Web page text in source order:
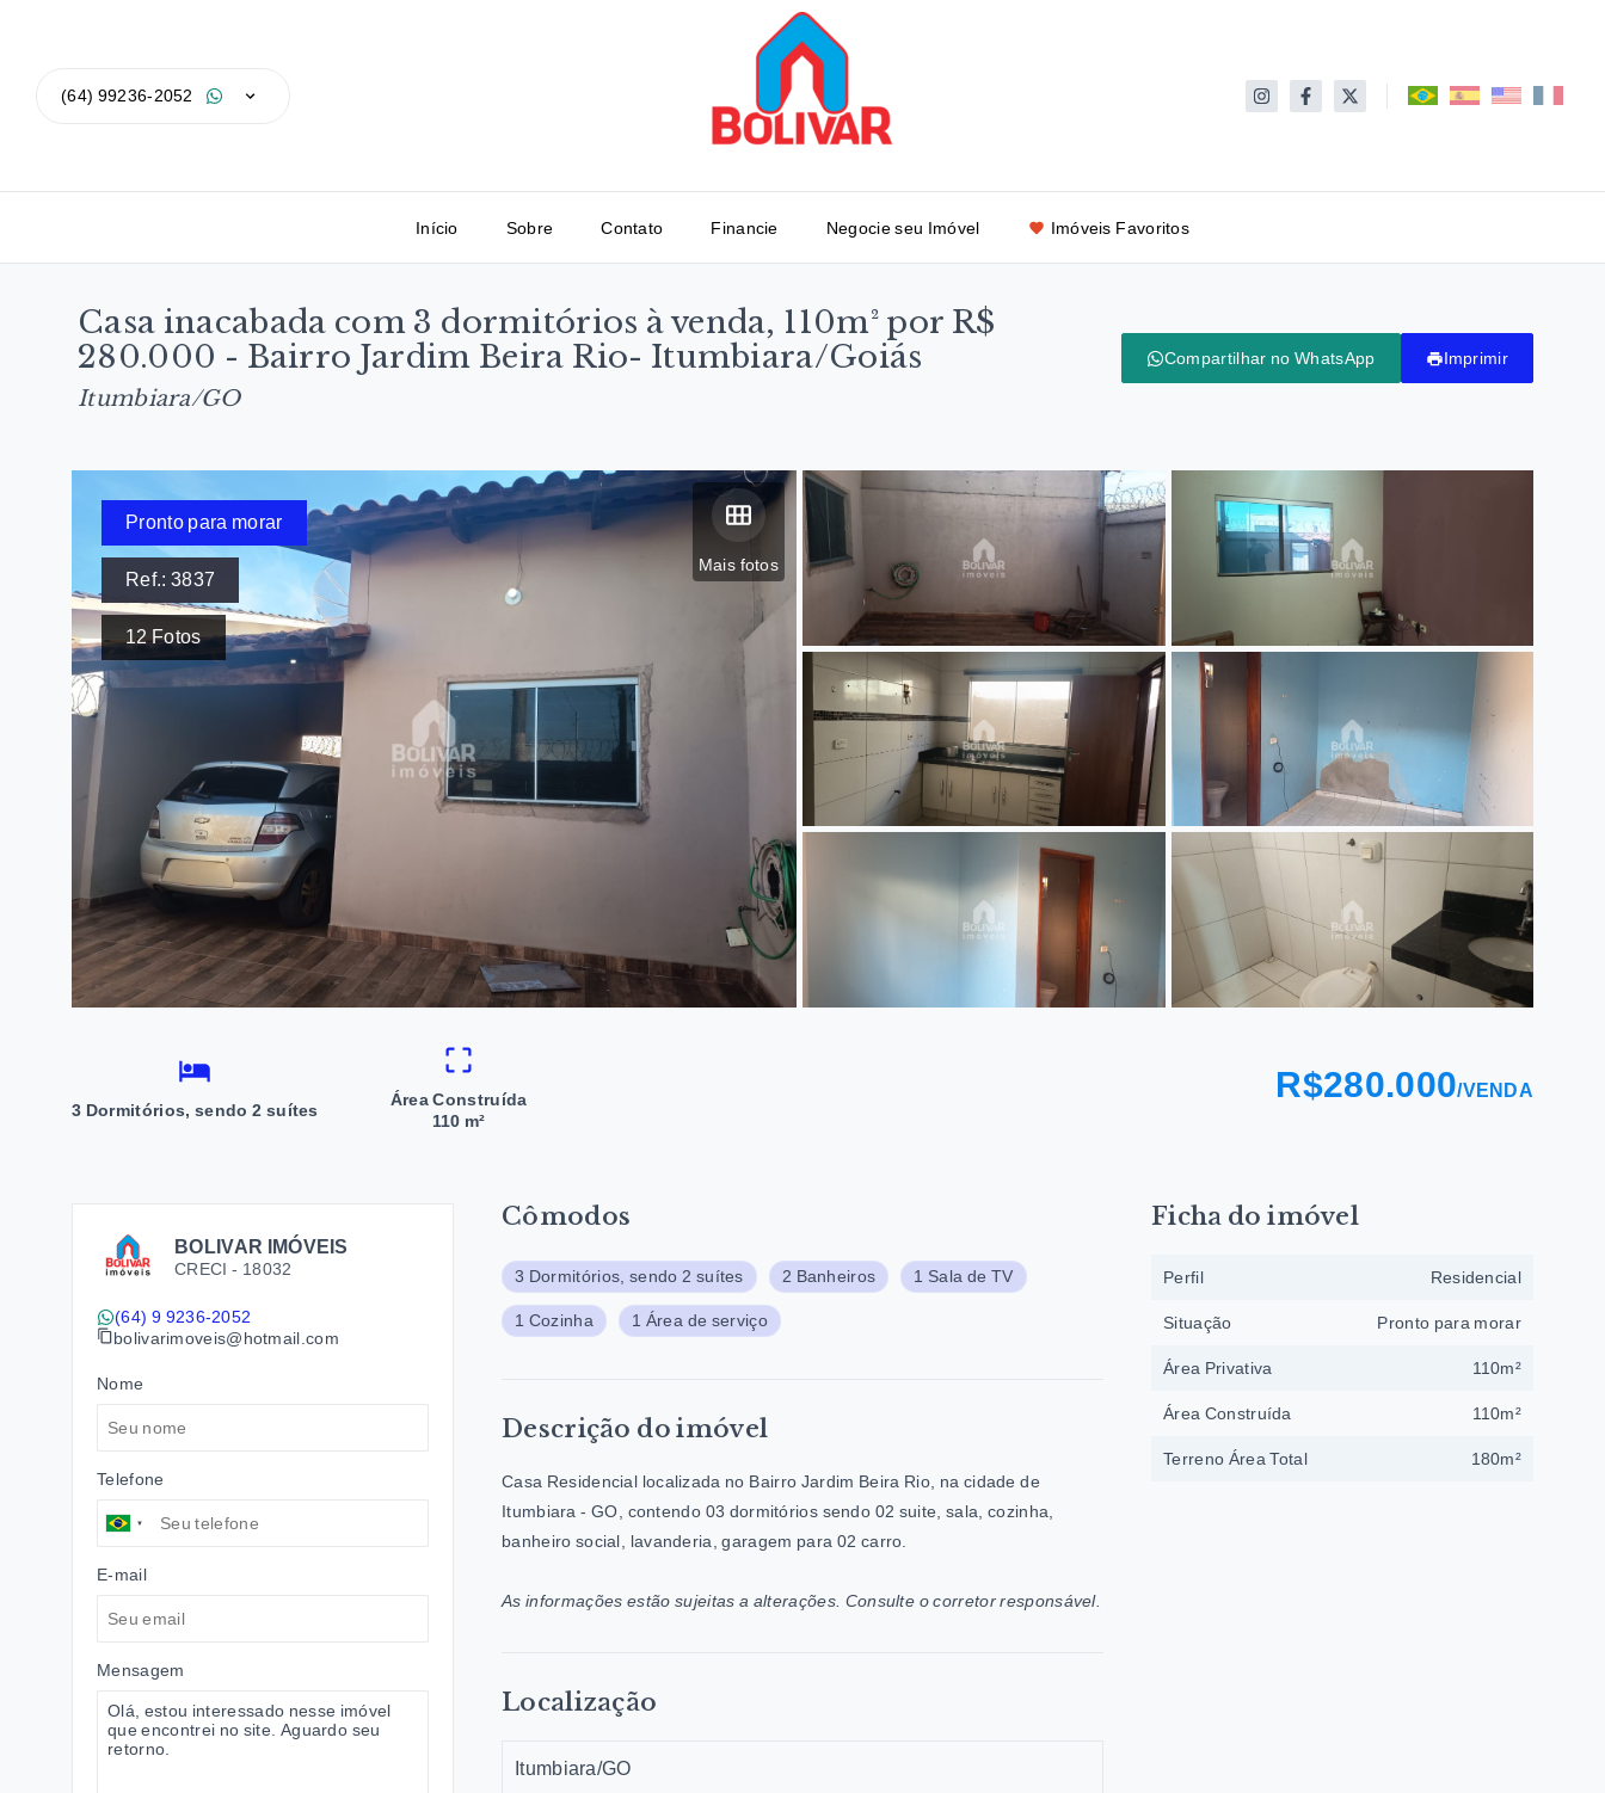
(64) 99236-2052
Início Sobre Contato Financie Negocie seu Imóvel Imóveis Favoritos
Casa inacabada com 3 dormitórios à venda, 110m² por R$
280.000 - Bairro Jardim Beira Rio- Itumbiara/Goiás
Itumbiara/GO
Compartilhar no WhatsApp Imprimir
Mais fotos
Pronto para morar
Ref.:3837
12Fotos
3 Dormitórios, sendo 2 suítes
Área Construída
110 m²
R$280.000/VENDA
BOLIVAR IMÓVEIS
CRECI - 18032
(64) 9 9236-2052
bolivarimoveis@hotmail.com
Nome
Telefone
E-mail
Mensagem
Cômodos
3 Dormitórios, sendo 2 suítes 2 Banheiros 1 Sala de TV
1 Cozinha 1 Área de serviço
Descrição do imóvel
Casa Residencial localizada no Bairro Jardim Beira Rio, na cidade de
Itumbiara - GO, contendo 03 dormitórios sendo 02 suite, sala, cozinha,
banheiro social, lavanderia, garagem para 02 carro.
As informações estão sujeitas a alterações. Consulte o corretor responsável.
Localização
Itumbiara/GO
Ficha do imóvel
Perfil Residencial
Situação Pronto para morar
Área Privativa 110m²
Área Construída 110m²
Terreno Área Total 180m²